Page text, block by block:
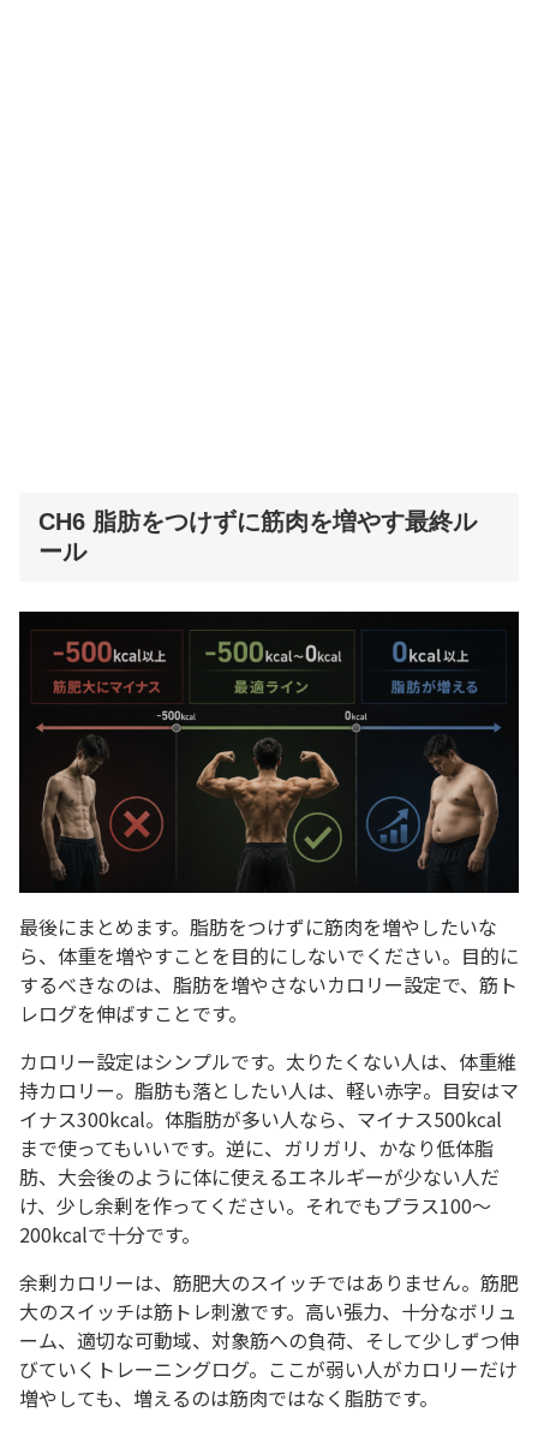
CH6 脂肪をつけずに筋肉を増やす最終ル
ール
最後にまとめます。脂肪をつけずに筋肉を増やしたいな
ら、体重を増やすことを目的にしないでください。目的に
するべきなのは、脂肪を増やさないカロリー設定で、筋ト
レログを伸ばすことです。
カロリー設定はシンプルです。太りたくない人は、体重維
持カロリー。脂肪も落としたい人は、軽い赤字。目安はマ
イナス300kcal。体脂肪が多い人なら、マイナス500kcal
まで使ってもいいです。逆に、ガリガリ、かなり低体脂
肪、大会後のように体に使えるエネルギーが少ない人だ
け、少し余剰を作ってください。それでもプラス100〜
200kcalで十分です。
余剰カロリーは、筋肥大のスイッチではありません。筋肥
大のスイッチは筋トレ刺激です。高い張力、十分なボリュ
ーム、適切な可動域、対象筋への負荷、そして少しずつ伸
びていくトレーニングログ。ここが弱い人がカロリーだけ
増やしても、増えるのは筋肉ではなく脂肪です。